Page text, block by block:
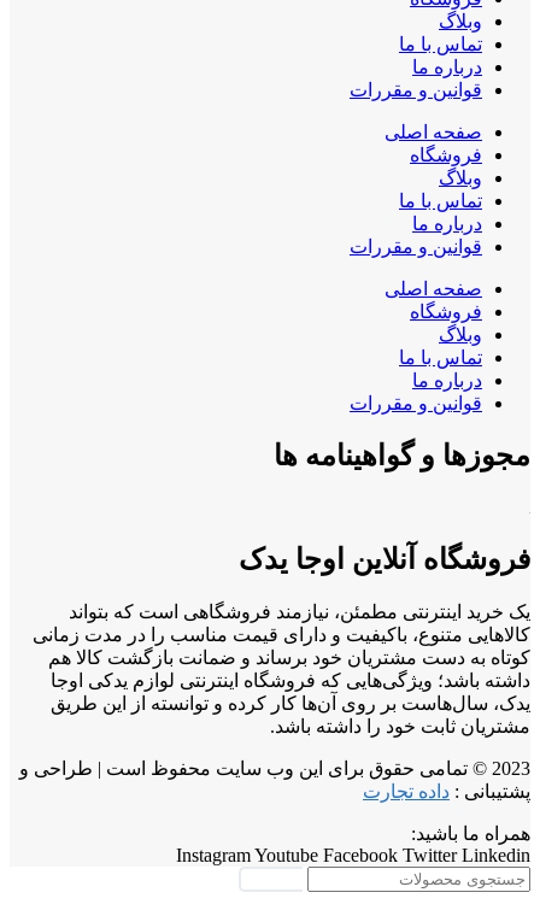
وبلاگ
تماس با ما
درباره ما
قوانین و مقررات
صفحه اصلی
فروشگاه
وبلاگ
تماس با ما
درباره ما
قوانین و مقررات
صفحه اصلی
فروشگاه
وبلاگ
تماس با ما
درباره ما
قوانین و مقررات
مجوزها و گواهینامه ها
فروشگاه آنلاین اوجا یدک
یک خرید اینترنتی مطمئن، نیازمند فروشگاهی است که بتواند
کالاهایی متنوع، باکیفیت و دارای قیمت مناسب را در مدت زمانی
کوتاه به دست مشتریان خود برساند و ضمانت بازگشت کالا هم
داشته باشد؛ ویژگی‌هایی که فروشگاه اینترنتی لوازم یدکی اوجا
یدک، سال‌هاست بر روی آن‌ها کار کرده و توانسته از این طریق
مشتریان ثابت خود را داشته باشد.
2023 © تمامی حقوق برای این وب سایت محفوظ است | طراحی و
پشتیبانی : داده تجارت
همراه ما باشید:
InstagramYoutube Facebook Twitter Linkedin